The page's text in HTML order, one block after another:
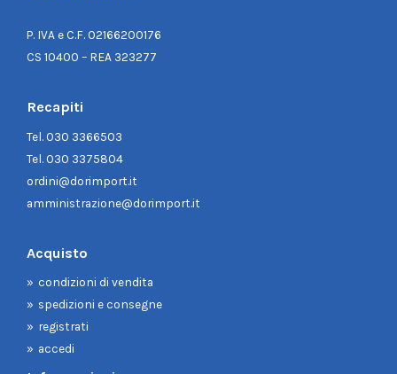
P. IVA e C.F. 02166200176
CS 10400 – REA 323277
Recapiti
Tel.030 3366503
Tel.030 3375804
ordini@dorimport.it
amministrazione@dorimport.it
Acquisto
condizioni di vendita
spedizioni e consegne
registrati
accedi